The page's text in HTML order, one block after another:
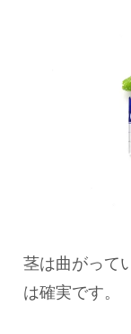
茎は曲がって
は確実です。